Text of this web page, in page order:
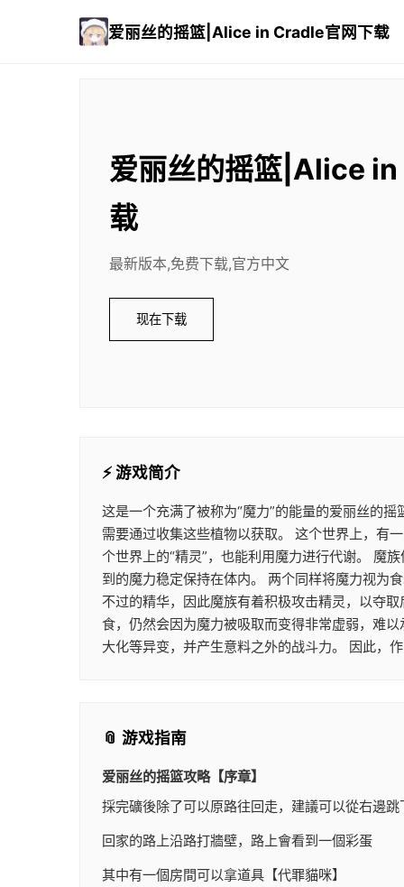
爱丽丝的摇篮|Alice in Cradle官网下载
爱丽丝的摇篮|Alice
载
最新版本,免费下载,官方中文
现在下载
⚡ 游戏简介
这是一个充满了被称为“魔力”的能量的爱丽丝的
需要通过收集这些植物以获取。 这个世界上，有
个世界上的“精灵”，也能利用魔力进行代谢。 魔
到的魔力稳定保持在体内。 两个同样将魔力视为
不过的精华，因此魔族有着积极攻击精灵，以夺
食，仍然会因为魔力被吸取而变得非常虚弱，难
大化等异变，并产生意料之外的战斗力。 因此，
📎 游戏指南
爱丽丝的摇篮攻略【序章】
採完礦後除了可以原路往回走，建議可以從右邊跳
回家的路上沿路打牆壁，路上會看到一個彩蛋
其中有一個房間可以拿道具【代罪貓咪】